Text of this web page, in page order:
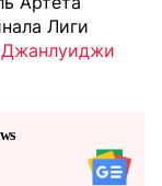
Лиги
Джанлуиджи